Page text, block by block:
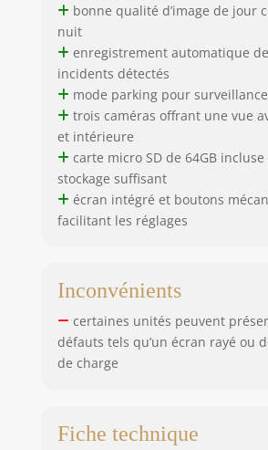
votre
utilisez
Android
également
les
vidéos.
bonne qualité d’image de jour
nuit
enregistrement automatique
incidents détectés
mode parking pour
trois caméras offrant une vue
et intérieure
carte micro SD de 64GB
stockage suffisant
écran intégré et boutons
facilitant les réglages
Inconvénients
certaines unités peuvent
défauts tels qu’un écran rayé ou
de charge
Fiche technique